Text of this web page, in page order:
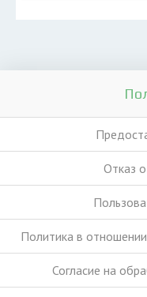
Отказ
Политика в
Согласие на